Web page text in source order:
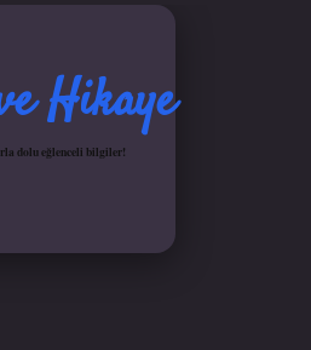
Hikaye
dolu eğlenceli bilgiler!